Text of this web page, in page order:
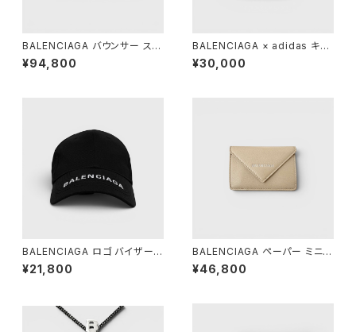
BALENCIAGA バウンサー スニ
ーカー ブラック 38
¥94,800
BALENCIAGA × adidas キャ
ップ ブラック L 59cm
¥30,000
BALENCIAGA ロゴ バイザー
キャップ ブラック L 59
¥21,800
BALENCIAGA ペーパー ミニ
ウォレット ベージュ
¥46,800